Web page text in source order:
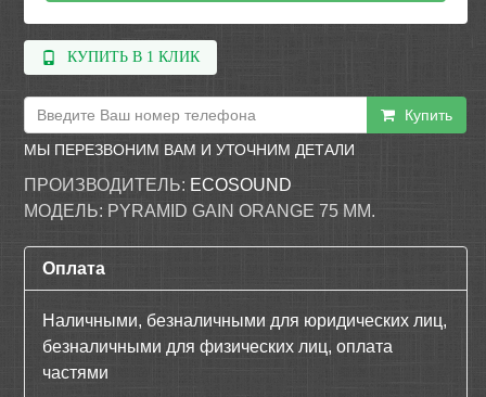
КУПИТЬ В 1 КЛИК
Купить
МЫ ПЕРЕЗВОНИМ ВАМ И УТОЧНИМ ДЕТАЛИ
ПРОИЗВОДИТЕЛЬ: ECOSOUND
МОДЕЛЬ: PYRAMID GAIN ORANGE 75 ММ.
Оплата
Наличными, безналичными для юридических лиц,
безналичными для физических лиц, оплата
частями